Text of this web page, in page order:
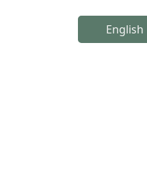
English